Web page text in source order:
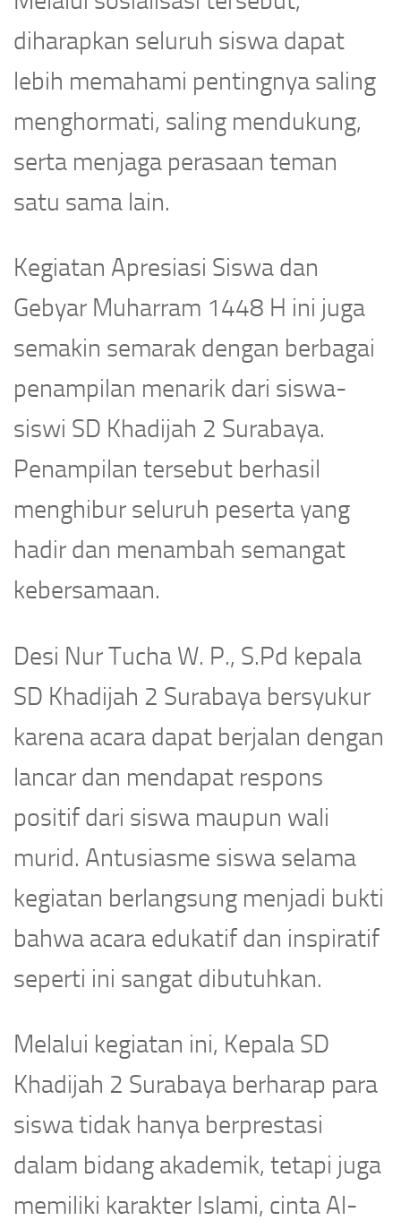
diharapkan seluruh siswa dapat
lebih memahami pentingnya saling
menghormati, saling mendukung,
serta menjaga perasaan teman
satu sama lain.
Kegiatan Apresiasi Siswa dan
Gebyar Muharram 1448 H ini juga
semakin semarak dengan berbagai
penampilan menarik dari siswa-
siswi SD Khadijah 2 Surabaya.
Penampilan tersebut berhasil
menghibur seluruh peserta yang
hadir dan menambah semangat
kebersamaan.
Desi Nur Tucha W. P., S.Pd kepala
SD Khadijah 2 Surabaya bersyukur
karena acara dapat berjalan dengan
lancar dan mendapat respons
positif dari siswa maupun wali
murid. Antusiasme siswa selama
kegiatan berlangsung menjadi bukti
bahwa acara edukatif dan inspiratif
seperti ini sangat dibutuhkan.
Melalui kegiatan ini, Kepala SD
Khadijah 2 Surabaya berharap para
siswa tidak hanya berprestasi
dalam bidang akademik, tetapi juga
memiliki karakter Islami, cinta Al-